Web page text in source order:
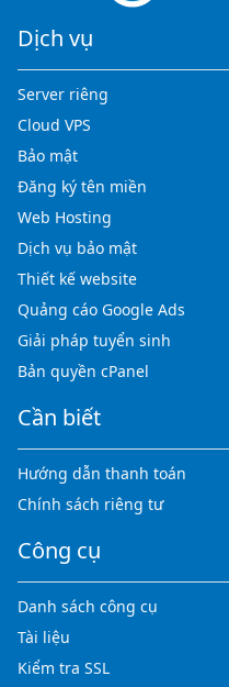
Dịch vụ
Server riêng
Cloud VPS
Bảo mật
Đăng ký tên miền
Web Hosting
Dịch vụ bảo mật
Thiết kế website
Quảng cáo Google Ads
Giải pháp tuyển sinh
Bản quyền cPanel
Cần biết
Hướng dẫn thanh toán
Chính sách riêng tư
Công cụ
Danh sách công cụ
Tài liệu
Kiểm tra SSL